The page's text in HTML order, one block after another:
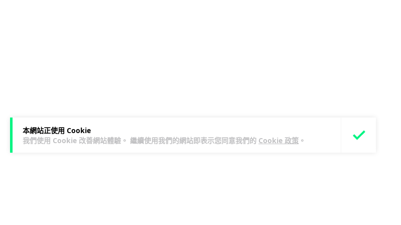
本網站正使用 Cookie
我們使用 Cookie 改善網站體驗。 繼續使用我們的網站即表示您同意我們的 Cookie 政策 。